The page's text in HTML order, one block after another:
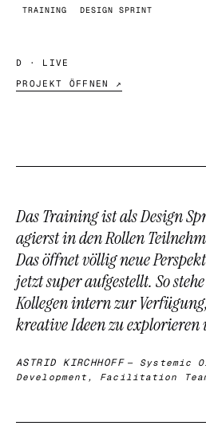
TRAINING DESIGN SPRINT
D · LIVE
PROJEKT ÖFFNEN ↗
Das Training ist als Design
agierst in den Rollen
Das öffnet völlig neue
jetzt super aufgestellt. So
Kollegen intern zur
kreative Ideen zu
ASTRID KIRCHHOFF — Systemic
Development, Facilitation